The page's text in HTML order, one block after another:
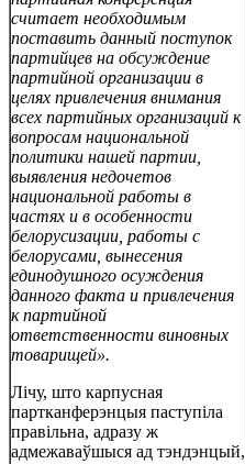
считает необходимым
поставить данный поступок
партийцев на обсуждение
партийной организации в
целях привлечения внимания
всех партийных организаций к
вопросам национальной
политики нашей партии,
выявления недочетов
национальной работы в
частях и в особенности
белорусизации, работы с
белорусами, вынесения
единодушного осуждения
данного факта и привлечения
к партийной
ответственности виновных
товарищей».
Лічу, што карпусная
партканферэнцыя паступiла
правільна, адразу ж
адмежаваўшыся ад тэндэнцый,